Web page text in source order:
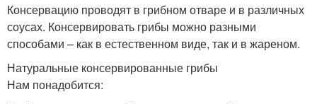
Консервацию проводят в грибном отваре и в различных
соусах. Консервировать грибы можно разными
способами – как в естественном виде, так и в жареном.
Натуральные консервированные грибы
Нам понадобится: